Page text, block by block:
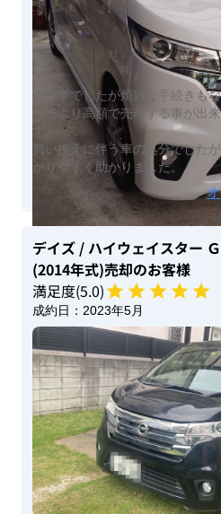
古い車でしたが煩雑な手続きも
ったより高額で売却する事が出
す。
買い換えに伴う車の処分でした
かりやすく助かりまし
デイズ / ハイウェイスター
(2014年式)売却のお客様
満足度(5.0)
成約日： 2023年5月